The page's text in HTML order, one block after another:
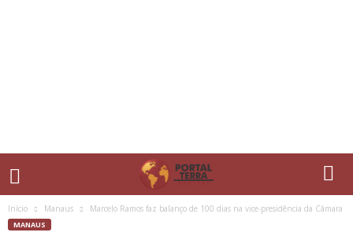
Início Manaus Marcelo Ramos faz balanço de 100 dias na vice-presidência da Câmara
MANAUS